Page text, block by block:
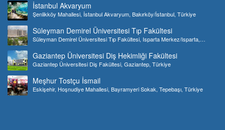
İstanbul Akvaryum
Şenlikköy Mahallesi, İstanbul Akvaryum, Bakırköy/İstanbul, Türkiye
Süleyman Demirel Üniversitesi Tıp Fakültesi
Süleyman Demirel Üniversitesi Tıp Fakültesi, Isparta Merkez/Isparta,
Gaziantep Üniversitesi Diş Hekimliği Fakültesi
Gaziantep Üniversitesi Diş Fakültesi, Gaziantep, Türkiye
Meşhur Tostçu İsmail
Eskişehir, Hoşnudiye Mahallesi, Bayramyeri Sokak, Tepebaşı, Türkiye